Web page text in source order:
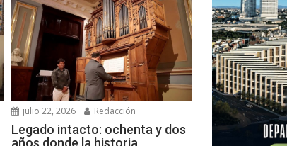
julio 22, 2026 Redacción
Legado intacto: ochenta y dos
años donde la historia